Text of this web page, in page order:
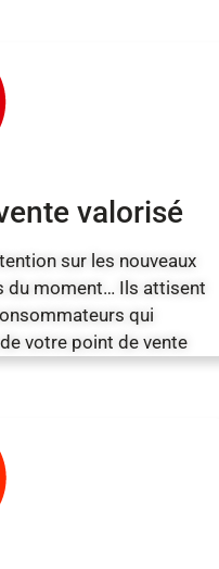
valorisé
sur les nouveaux
du moment… Ils attisent
qui
votre point de vente